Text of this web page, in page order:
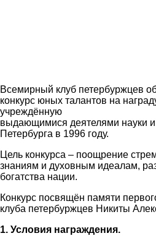
Всемирный клуб петербуржцев
конкурс юных талантов на
учреждённую
выдающимися деятелями науки и
Петербурга в 1996 году.
Цель конкурса – поощрение
знаниям и духовным идеалам,
богатства нации.
Конкурс посвящён памяти
клуба петербуржцев Никиты
1. Условия награждения.